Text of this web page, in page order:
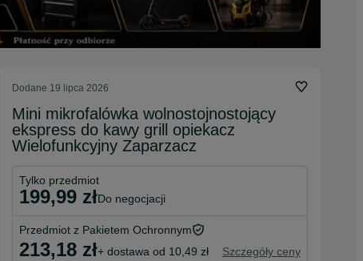
Dodane 19 lipca 2026
Mini mikrofalówka wolnostojnostojący
ekspress do kawy grill opiekacz
Wielofunkcyjny Zaparzacz
Tylko przedmiot
199,99 zł do negocjacji
Przedmiot z Pakietem Ochronnym
213,18 zł+ dostawa od 10,49 zł Szczegóły ceny